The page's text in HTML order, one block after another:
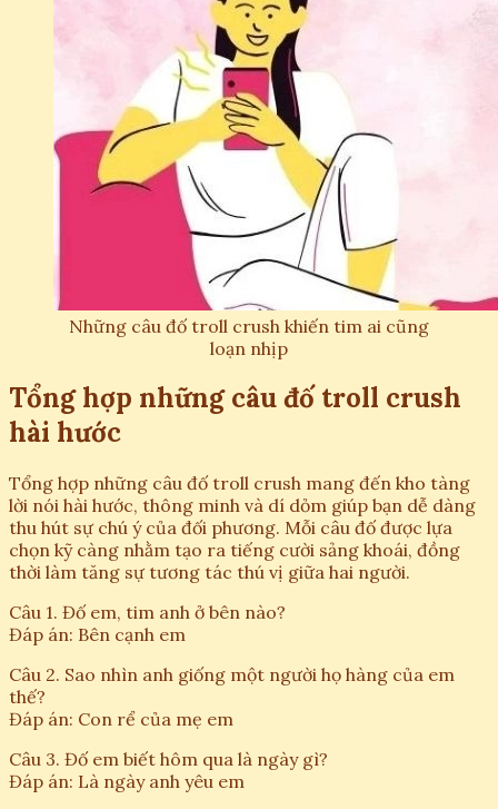
Những câu đố troll crush khiến tim ai cũng
loạn nhịp
Tổng hợp những câu đố troll crush
hài hước
Tổng hợp những câu đố troll crush mang đến kho tàng
lời nói hài hước, thông minh và dí dỏm giúp bạn dễ dàng
thu hút sự chú ý của đối phương. Mỗi câu đố được lựa
chọn kỹ càng nhằm tạo ra tiếng cười sảng khoái, đồng
thời làm tăng sự tương tác thú vị giữa hai người.
Câu 1. Đố em, tim anh ở bên nào?
Đáp án: Bên cạnh em
Câu 2. Sao nhìn anh giống một người họ hàng của em
thế?
Đáp án: Con rể của mẹ em
Câu 3. Đố em biết hôm qua là ngày gì?
Đáp án: Là ngày anh yêu em